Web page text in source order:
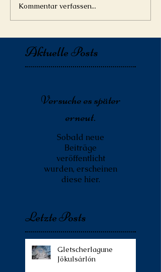
Aktuelle Posts
Letzte Posts
Kommentar verfassen...
Versuche es später
erneut.
Sobald neue
Beiträge
veröffentlicht
wurden, erscheinen
diese hier.
Gletscherlagune
Jökulsárlón